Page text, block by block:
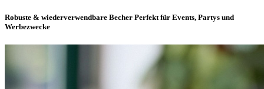
Robuste & wiederverwendbare Becher Perfekt für Events, Partys und
Werbezwecke